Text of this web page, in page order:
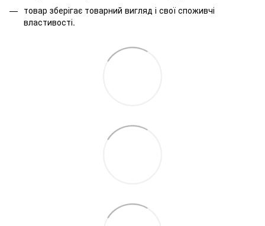
товар зберігає товарний вигляд і свої споживчі
властивості.